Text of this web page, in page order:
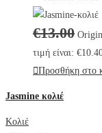
€13.00
τιμή είναι:
Προσθήκη στο
Jasmine κολιέ
Κολιέ